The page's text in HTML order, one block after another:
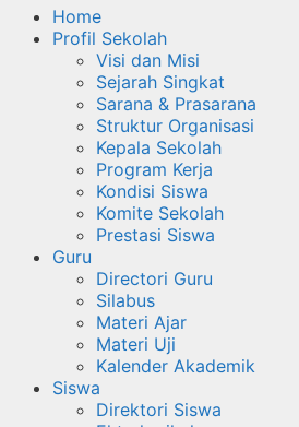
Home
Profil Sekolah
Visi dan Misi
Sejarah Singkat
Sarana & Prasarana
Struktur Organisasi
Kepala Sekolah
Program Kerja
Kondisi Siswa
Komite Sekolah
Prestasi Siswa
Guru
Directori Guru
Silabus
Materi Ajar
Materi Uji
Kalender Akademik
Siswa
Direktori Siswa